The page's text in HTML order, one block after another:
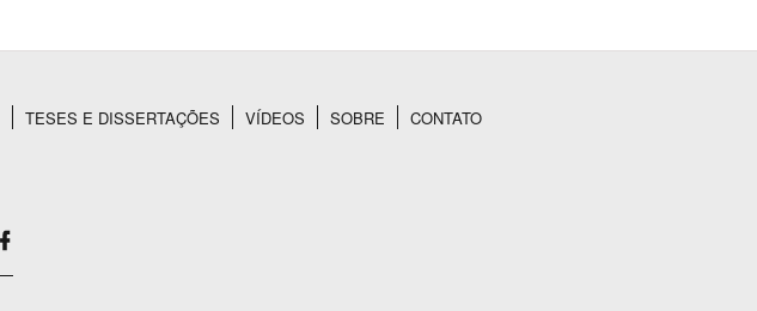
TESES E DISSERTAÇÕES VÍDEOS SOBRE CONTATO